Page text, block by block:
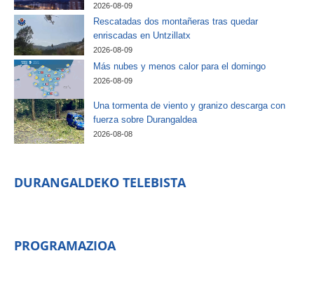
2026-08-09
Rescatadas dos montañeras tras quedar
enriscadas en Untzillatx
2026-08-09
Más nubes y menos calor para el domingo
2026-08-09
Una tormenta de viento y granizo descarga con
fuerza sobre Durangaldea
2026-08-08
DURANGALDEKO TELEBISTA
PROGRAMAZIOA